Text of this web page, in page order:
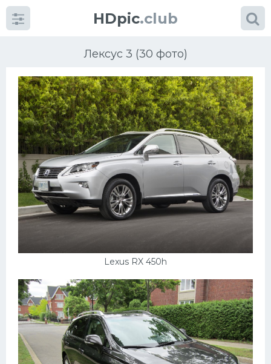
HDpic.club
Лексус 3 (30 фото)
Lexus RX 450h
Категории
Разное
Автомобили
Красивые фото машин
Пежо
Ауди
Гараж
Русские авто